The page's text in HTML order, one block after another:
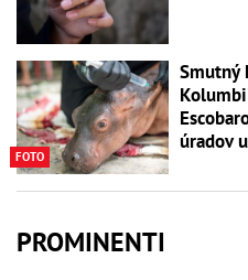
FOTO
Smutný
úradov
PROMINENTI